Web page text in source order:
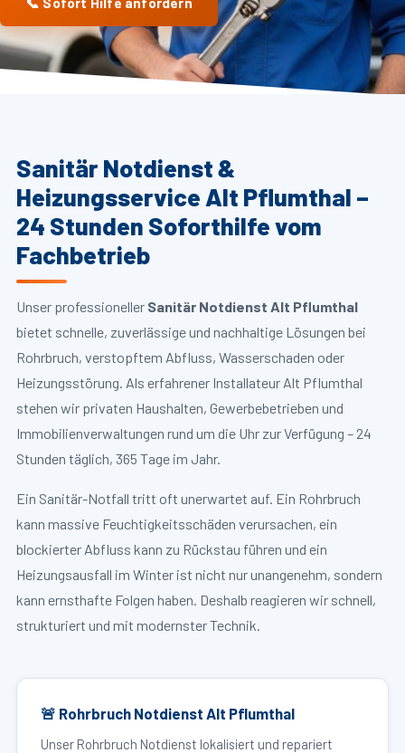
Sanitär Notdienst &
Heizungsservice Alt Pflumthal –
24 Stunden Soforthilfe vom
Fachbetrieb
Unser professioneller Sanitär Notdienst Alt Pflumthal
bietet schnelle, zuverlässige und nachhaltige Lösungen bei
Rohrbruch, verstopftem Abfluss, Wasserschaden oder
Heizungsstörung. Als erfahrener Installateur Alt Pflumthal
stehen wir privaten Haushalten, Gewerbebetrieben und
Immobilienverwaltungen rund um die Uhr zur Verfügung – 24
Stunden täglich, 365 Tage im Jahr.
Ein Sanitär-Notfall tritt oft unerwartet auf. Ein Rohrbruch
kann massive Feuchtigkeitsschäden verursachen, ein
blockierter Abfluss kann zu Rückstau führen und ein
Heizungsausfall im Winter ist nicht nur unangenehm, sondern
kann ernsthafte Folgen haben. Deshalb reagieren wir schnell,
strukturiert und mit modernster Technik.
🚨 Rohrbruch Notdienst Alt Pflumthal
Unser Rohrbruch Notdienst lokalisiert und repariert